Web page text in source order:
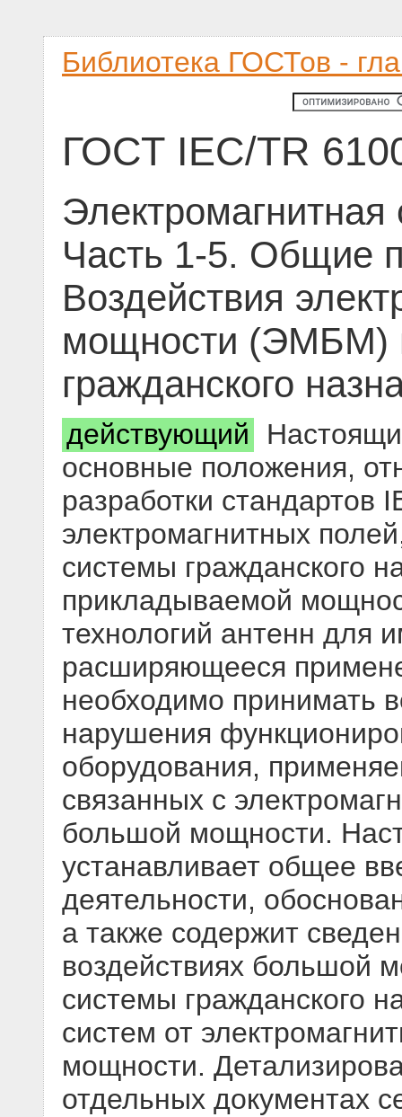
Библиотека ГОСТов -
ГОСТ IEC/TR
Часть 1-5. Общие
Воздействия
мощности (ЭМБМ)
гражданского
действующий
основные положения,
разработки стандартов
электромагнитных
системы гражданского
прикладываемой
технологий антенн для
расширяющееся
необходимо принимать
нарушения
оборудования,
связанных с
большой мощности.
устанавливает общее
деятельности,
а также содержит
воздействиях большой
системы гражданского
систем от
мощности.
отдельных документах